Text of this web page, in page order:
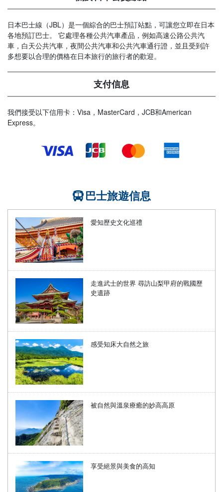
日本巴士線（JBL）是一個綜合的巴士預訂站點，可讓您立即在日本
各地預訂巴士。 它處理各種公共汽車產品，例如高速公路公共汽
車，白天公共汽車，夜間公共汽車和公共汽車通行證，並且受到許
多想要以合理的價格在日本旅行的旅行者的歡迎。
支付信息
我們接受以下信用卡：Visa，MasterCard，JCB和American
Express。
巴士旅遊信息
愛知歷史文化巡禮
走進武士的世界 尋訪山梨甲府的戰國歷
史遺跡
感受知床大自然之旅
被自然與溫泉療癒的妙高高原
享受絕景與美食的高知